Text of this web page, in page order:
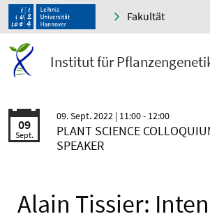
Fakultät
Institut für
09
Sept.
09. Sept. 2022 | 11:00 - 12:00
PLANT SCIENCE
SPEAKER
Alain Tissier: